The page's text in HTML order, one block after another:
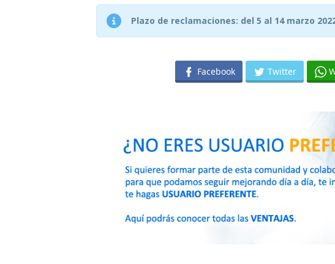
Plazo de reclamaciones: del 5 al 14 marzo
Facebook Twitter